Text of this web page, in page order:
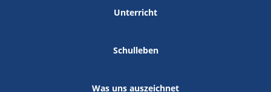
Unterricht
Schulleben
Was uns auszeichnet